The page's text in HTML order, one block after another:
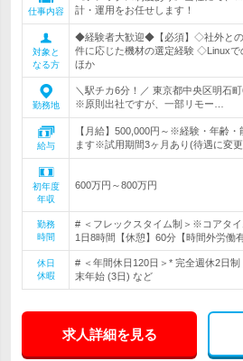
仕事内容
計・運用をお任せします！
対象と
なる方
◆経験者大歓迎◆【必須】◇社外と
件に応じた機材の選定経験 ◇Linuxで
ほか
勤務地
＼駅チカ6分！／ 東京都中央区明石
※原則出社ですが、一部リモー…
給与
【月給】500,000円～※経験・年齢
ます※試用期間3ヶ月あり(待遇に変
初年度
年収
600万円～800万円
勤務
時間
# ＜フレックスタイム制＞※コアタ
1日8時間【休憩】60分【時間外労働
休日
休暇
# ＜年間休日120日＞* 完全週休2日
末年始 (3日) など
求人詳細を見る